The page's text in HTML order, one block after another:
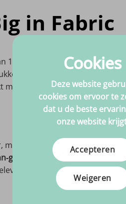
in Fabric
100% katoen, perfect voor
waar bewegingsvrijheid
voor betaalbare jeans,
met een minimale afname van
toe voor een
Cookies
Deze website
cookies om ervoor te
dat u de beste
onze website
Accepteren
Weigeren